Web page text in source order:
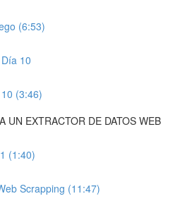
(6:53)
10
(3:46)
UN EXTRACTOR DE DATOS WEB
(1:40)
Scrapping (11:47)